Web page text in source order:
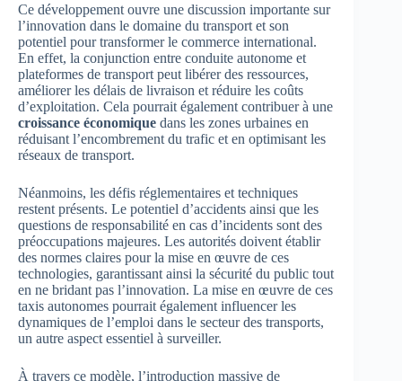
Ce développement ouvre une discussion importante sur
l’innovation dans le domaine du transport et son
potentiel pour transformer le commerce international.
En effet, la conjunction entre conduite autonome et
plateformes de transport peut libérer des ressources,
améliorer les délais de livraison et réduire les coûts
d’exploitation. Cela pourrait également contribuer à une
croissance économique dans les zones urbaines en
réduisant l’encombrement du trafic et en optimisant les
réseaux de transport.
Néanmoins, les défis réglementaires et techniques
restent présents. Le potentiel d’accidents ainsi que les
questions de responsabilité en cas d’incidents sont des
préoccupations majeures. Les autorités doivent établir
des normes claires pour la mise en œuvre de ces
technologies, garantissant ainsi la sécurité du public tout
en ne bridant pas l’innovation. La mise en œuvre de ces
taxis autonomes pourrait également influencer les
dynamiques de l’emploi dans le secteur des transports,
un autre aspect essentiel à surveiller.
À travers ce modèle, l’introduction massive de